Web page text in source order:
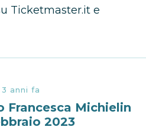
Ticketmaster.it e
3 anni fa
Francesca Michielin
2023